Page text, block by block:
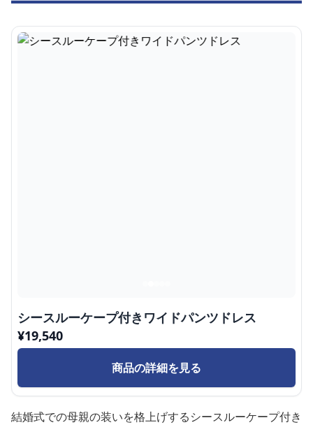
シースルーケープ付きワイドパンツドレス
¥19,540
商品の詳細を見る
結婚式での母親の装いを格上げするシースルーケープ付き